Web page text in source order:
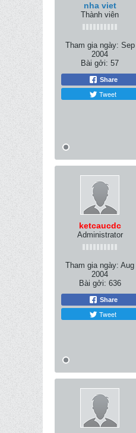
nha viet
Thành viên
Tham gia ngày: Sep
2004
Bài gởi: 57
Share
Tweet
ketcaucdc
Administrator
Tham gia ngày: Aug
2004
Bài gởi: 636
Share
Tweet